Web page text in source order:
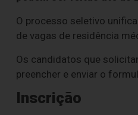
O processo seletivo
de vagas de residência
Os candidatos que
preencher e enviar o
Inscrição